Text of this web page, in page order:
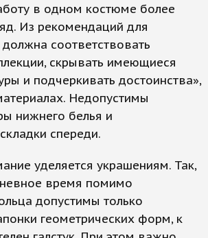
в одном костюме более
Из рекомендаций для
соответствовать
скрывать имеющиеся
и подчеркивать достоинства»,
Недопустимы
нижнего белья и
спереди.
уделяется украшениям. Так,
время помимо
допустимы только
геометрических форм, к